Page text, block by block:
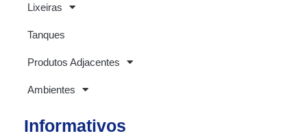
Lixeiras
Tanques
Produtos Adjacentes
Ambientes
Informativos